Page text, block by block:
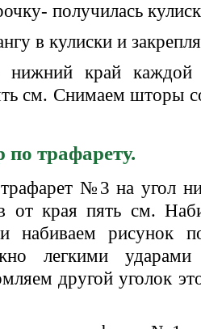
получилась
в кулиски и
край каждой
см. Снимаем шторы
по трафарету.
№3 на угол
от края пять см.
набиваем рисунок
легкими ударами
другой уголок